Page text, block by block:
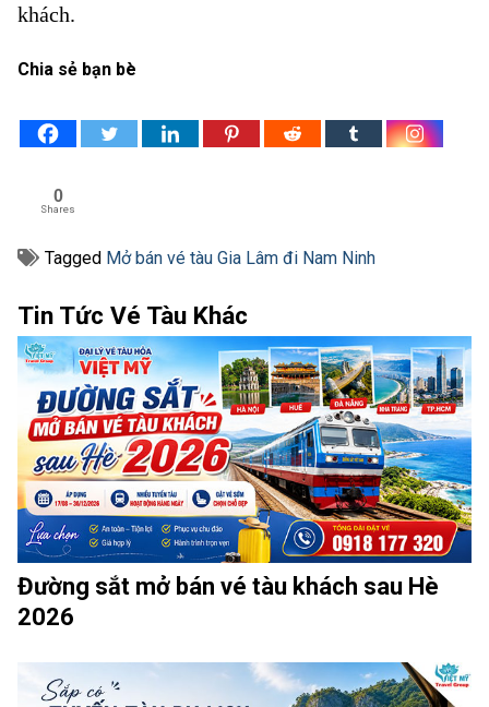
khách.
Chia sẻ bạn bè
0
Shares
Tagged Mở bán vé tàu Gia Lâm đi Nam Ninh
Tin Tức Vé Tàu Khác
Đường sắt mở bán vé tàu khách sau Hè
2026